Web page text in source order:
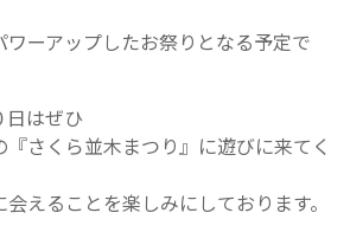
ーアップしたお祭りとなる予定で
日はぜひ
さくら並木まつり』に遊びに来てく
えることを楽しみにしております。